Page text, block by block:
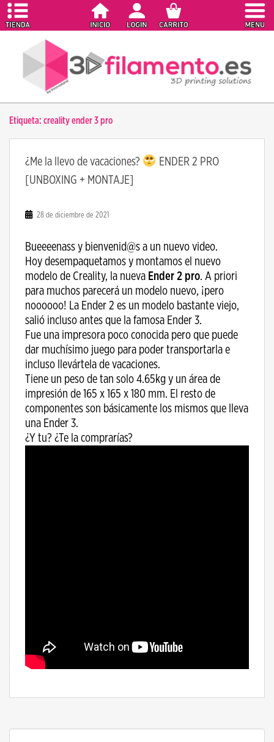
Etiqueta: creality ender 3 pro
¿Me la llevo de vacaciones?
ENDER 2 PRO
[UNBOXING + MONTAJE]
28 de diciembre de 2021
Bueeeenass y bienvenid@s a un nuevo video.
Hoy desempaquetamos y montamos el nuevo
modelo de Creality, la nueva Ender 2 pro. A priori
para muchos parecerá un modelo nuevo, ¡pero
noooooo! La Ender 2 es un modelo bastante viejo,
salió incluso antes que la famosa Ender 3.
Fue una impresora poco conocida pero que puede
dar muchísimo juego para poder transportarla e
incluso llevártela de vacaciones.
Tiene un peso de tan solo 4.65kg y un área de
impresión de 165 x 165 x 180 mm. El resto de
componentes son básicamente los mismos que lleva
una Ender 3.
¿Y tu? ¿Te la comprarías?